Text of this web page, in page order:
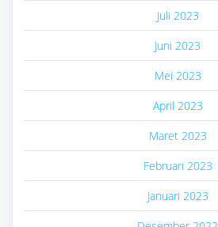
Juli 2023
Juni 2023
Mei 2023
April 2023
Maret 2023
Februari 2023
Januari 2023